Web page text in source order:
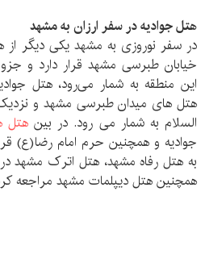
هتل جوادیه در سفر ارزان به مشهد
در سفر نوروزی به مشهد یکی دیگر
خیابان طبرسی مشهد قرار دارد و
این منطقه به شمار می‌رود، هتل
هتل های میدان طبرسی مشهد و
السلام به شمار می رود. در بینهتل
جوادیه و همچنین حرم امام رضا(ع)
به هتل رفاه مشهد، هتل اترک مشهد
همچنین هتل دیپلمات مشهد مراجعه